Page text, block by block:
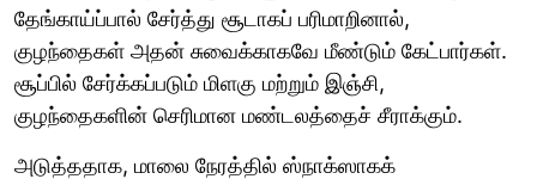
தேங்காய்ப்பால் சேர்த்து சூடாகப் பரிமாறினால்,
குழந்தைகள் அதன் சுவைக்காகவே மீண்டும் கேட்பார்கள்.
சூப்பில் சேர்க்கப்படும் மிளகு மற்றும் இஞ்சி,
குழந்தைகளின் செரிமான மண்டலத்தைச் சீராக்கும்.
அடுத்ததாக, மாலை நேரத்தில் ஸ்நாக்ஸாகக்